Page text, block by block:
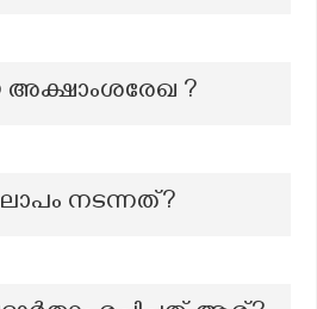
അക്ഷാംശരേഖ ?
നടന്നത്?